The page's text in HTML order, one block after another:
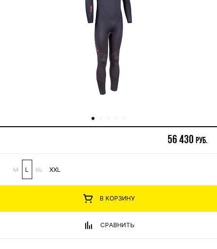
56 430 руб.
M L XL XXL
В КОРЗИНУ
СРАВНИТЬ